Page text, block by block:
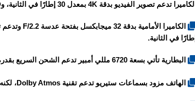
الكاميرا تدعم تصوير الفيديو بدقة 4K بمعدل 30 إطارًا في الثانية، وFHD بمعدل 30/60 إطارًا في الثانية.
إطارًا في الثانية.
البطارية تأتي بسعة 6720 مللي أمبير تدعم الشحن السريع بقدرة 30 واط.
الهاتف مزود بسماعات ستيريو تدعم تقنية Dolby Atmos، لكنه يفتقر إلى منفذ سماعات الأذن 3.5 ملم.